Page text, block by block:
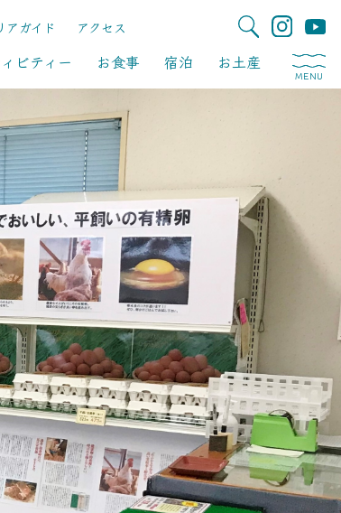
アガイド アクセス
ビティー お食事 宿泊 お土産
MENU